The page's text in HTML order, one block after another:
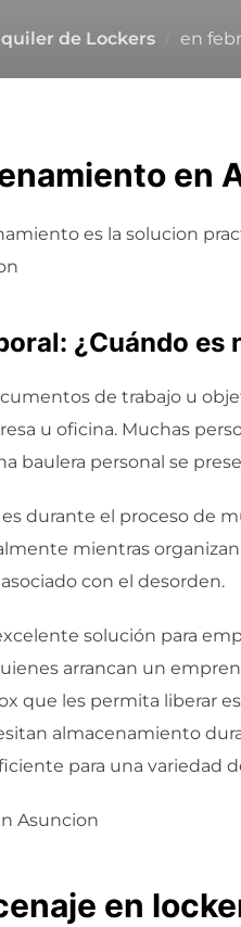
de Lockers en
en
es la solucion
¿Cuándo es
de trabajo u
u oficina. Muchas
baulera personal se
durante el proceso de
mientras
con el desorden.
solución para
arrancan un
que les permita liberar
almacenamiento
para una variedad
en